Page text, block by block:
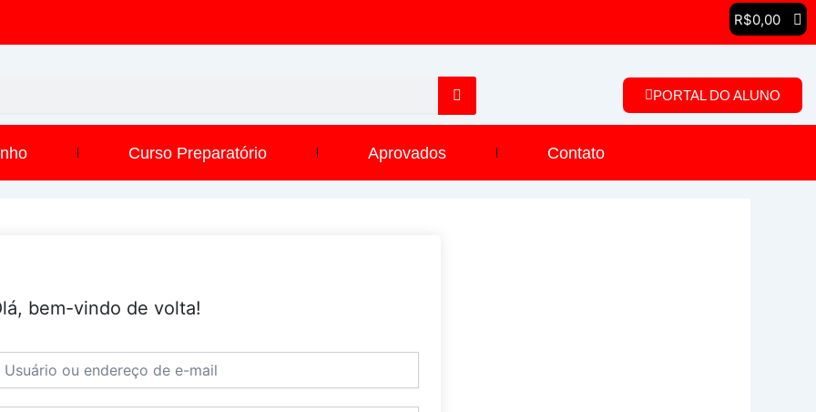
R$0,00
PORTAL DO ALUNO
Curso Preparatório Aprovados Contato
bem-vindo de volta!